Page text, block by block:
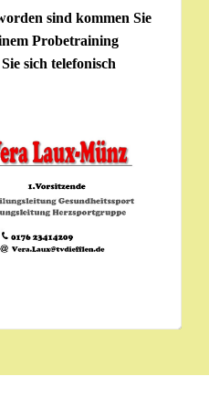
sind kommen Sie
Probetraining
sich telefonisch